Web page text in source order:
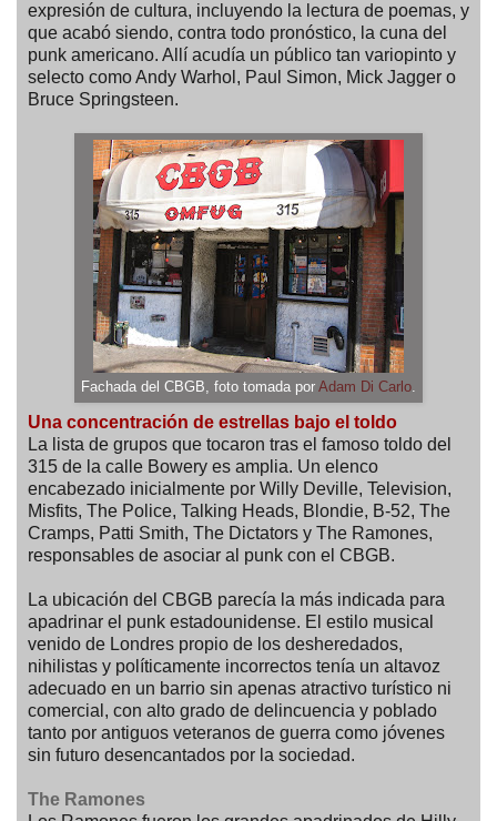
expresión de cultura, incluyendo la lectura de poemas, y
que acabó siendo, contra todo pronóstico, la cuna del
punk americano. Allí acudía un público tan variopinto y
selecto como Andy Warhol, Paul Simon, Mick Jagger o
Bruce Springsteen.
Fachada del CBGB, foto tomada por Adam Di Carlo.
Una concentración de estrellas bajo el toldo
La lista de grupos que tocaron tras el famoso toldo del
315 de la calle Bowery es amplia. Un elenco
encabezado inicialmente por Willy Deville, Television,
Misfits, The Police, Talking Heads, Blondie, B-52, The
Cramps, Patti Smith, The Dictators y The Ramones,
responsables de asociar al punk con el CBGB.
La ubicación del CBGB parecía la más indicada para
apadrinar el punk estadounidense. El estilo musical
venido de Londres propio de los desheredados,
nihilistas y políticamente incorrectos tenía un altavoz
adecuado en un barrio sin apenas atractivo turístico ni
comercial, con alto grado de delincuencia y poblado
tanto por antiguos veteranos de guerra como jóvenes
sin futuro desencantados por la sociedad.
The Ramones